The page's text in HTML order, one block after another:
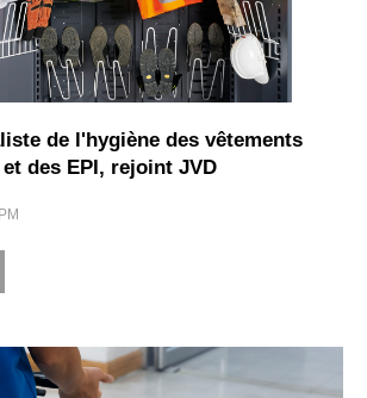
de l'hygiène des vêtements
des EPI, rejoint JVD